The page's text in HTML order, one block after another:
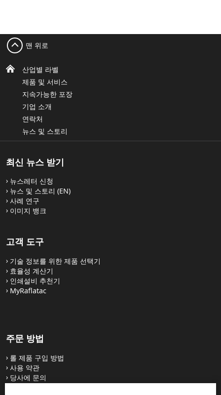
산업별 라벨
제품 및 서비스
지속가능한 포장
기업 소개
연락처
뉴스 및 스토리
맨 위로
최신 뉴스 받기
뉴스레터 신청
뉴스 및 스토리 (EN)
사례 연구
이미지 뱅크
고객 도구
기술 정보를 위한 제품 선택기
효율성 계산기
인쇄설비 추천기
MyRaflatac
주문 방법
롤 제품 구입 방법
사용 약관
당사에 문의